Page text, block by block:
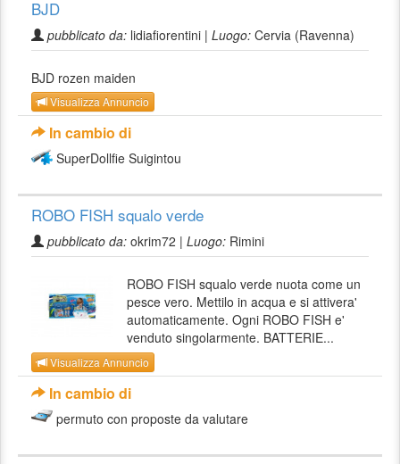
BJD
pubblicato da: lidiafiorentini | Luogo: Cervia (Ravenna)
BJD rozen maiden
Visualizza Annuncio
In cambio di
SuperDollfie Suigintou
ROBO FISH squalo verde
pubblicato da: okrim72 | Luogo: Rimini
ROBO FISH squalo verde nuota come un
pesce vero. Mettilo in acqua e si attivera'
automaticamente. Ogni ROBO FISH e'
venduto singolarmente. BATTERIE...
Visualizza Annuncio
In cambio di
permuto con proposte da valutare